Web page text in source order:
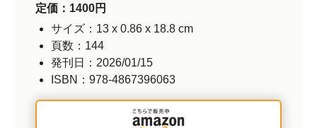
定価：1400円
サイズ：13 x 0.86 x 18.8 cm
頁数：144
発刊日：2026/01/15
ISBN：978-4867396063